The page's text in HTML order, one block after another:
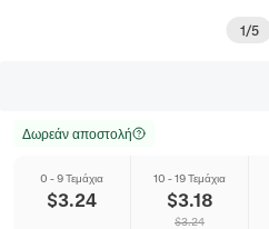
1/5
Δωρεάν αποστολή
0 - 9 Τεμάχια
$3.24
10 - 19 Τεμάχια
$3.18
$3.24